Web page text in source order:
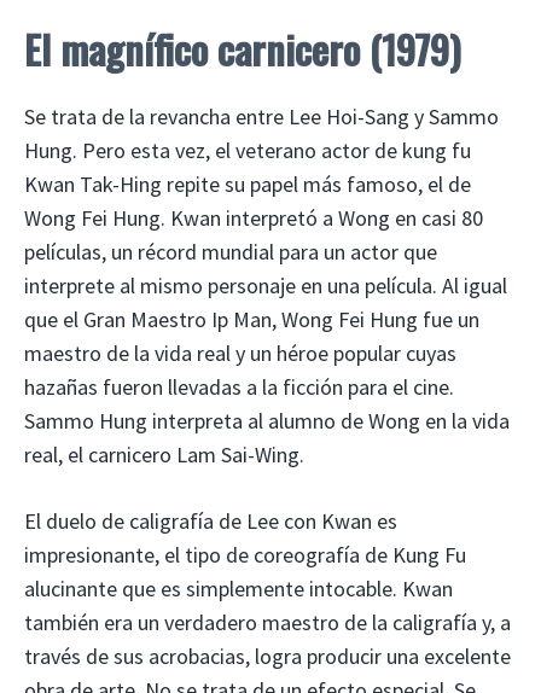
El magnífico carnicero (1979)
Se trata de la revancha entre Lee Hoi-Sang y Sammo
Hung. Pero esta vez, el veterano actor de kung fu
Kwan Tak-Hing repite su papel más famoso, el de
Wong Fei Hung. Kwan interpretó a Wong en casi 80
películas, un récord mundial para un actor que
interprete al mismo personaje en una película. Al igual
que el Gran Maestro Ip Man, Wong Fei Hung fue un
maestro de la vida real y un héroe popular cuyas
hazañas fueron llevadas a la ficción para el cine.
Sammo Hung interpreta al alumno de Wong en la vida
real, el carnicero Lam Sai-Wing.
El duelo de caligrafía de Lee con Kwan es
impresionante, el tipo de coreografía de Kung Fu
alucinante que es simplemente intocable. Kwan
también era un verdadero maestro de la caligrafía y, a
través de sus acrobacias, logra producir una excelente